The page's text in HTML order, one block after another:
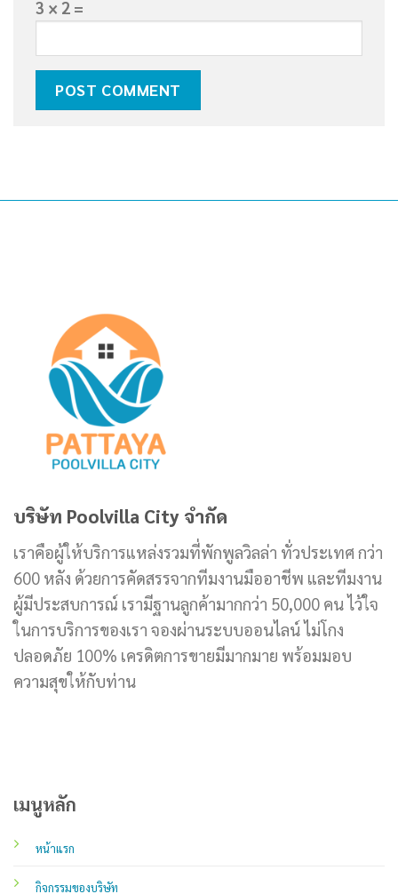
3 × 2 =
บริษัท Poolvilla City จำกัด
เราคือผู้ให้บริการแหล่งรวมที่พักพูลวิลล่า ทั่วประเทศ กว่า
600 หลัง ด้วยการคัดสรรจากทีมงานมืออาชีพ และทีมงาน
ผู้มีประสบการณ์ เรามีฐานลูกค้ามากกว่า 50,000 คน ไว้ใจ
ในการบริการของเรา จองผ่านระบบออนไลน์ ไม่โกง
ปลอดภัย 100% เครดิตการขายมีมากมาย พร้อมมอบ
ความสุขให้กับท่าน
เมนูหลัก
หน้าแรก
กิจกรรมของบริษัท